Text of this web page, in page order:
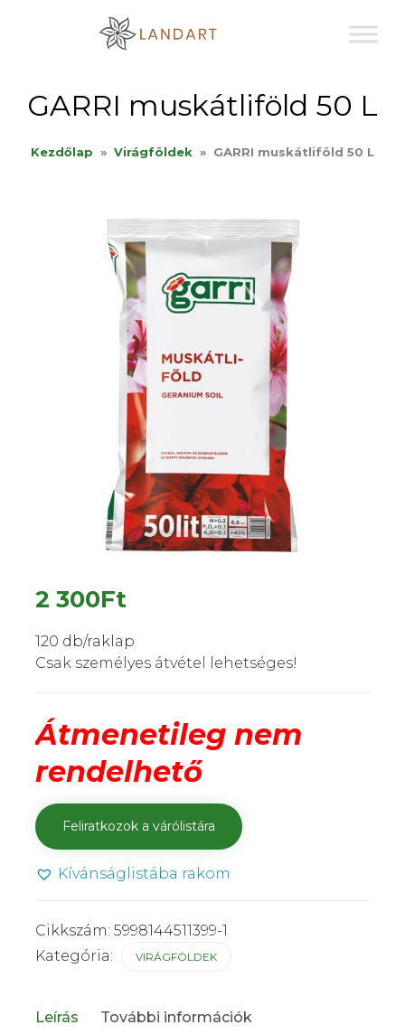
GARRI muskátliföld 50 L
Kezdőlap » Virágföldek » GARRI muskátliföld 50 L
2 300Ft
120 db/raklap
Csak személyes átvétel lehetséges!
Átmenetileg nem
rendelhető
Kívánságlistába rakom
Cikkszám: 5998144511399-1
Kategória:
VIRÁGFÖLDEK
Leírás További információk